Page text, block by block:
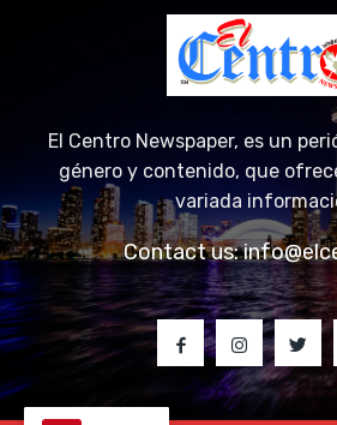
El Centro Newspaper, es un
género y contenido, que
variada
Contact us: